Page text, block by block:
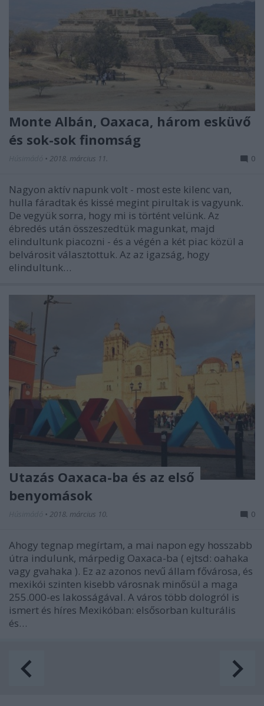
Monte Albán, Oaxaca, három esküvő
és sok-sok finomság
• 2018. március 11. 0
Nagyon aktív napunk volt - most este kilenc van,
hulla fáradtak és kissé megint pirultak is vagyunk.
De vegyük sorra, hogy mi is történt velünk. Az
ébredés után összeszedtük magunkat, majd
elindultunk piacozni - és a végén a két piac közül a
belvárosit választottuk. Az az igazság, hogy
elindultunk…
Utazás Oaxaca-ba és az első
benyomások
• 2018. március 10. 0
Ahogy tegnap megírtam, a mai napon egy hosszabb
útra indulunk, márpedig Oaxaca-ba ( ejtsd: oahaka
vagy gvahaka ). Ez az azonos nevű állam fővárosa, és
mexikói szinten kisebb városnak minősül a maga
255.000-es lakosságával. A város több dologról is
ismert és híres Mexikóban: elsősorban kulturális
és…